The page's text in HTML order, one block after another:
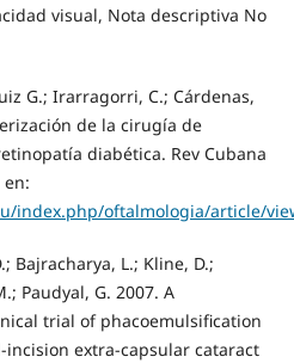
visual, Nota descriptiva No
G.; Irarragorri, C.; Cárdenas,
de la cirugía de
diabética. Rev Cubana
en:
index.php/oftalmologia/article/
Bajracharya, L.; Kline, D.;
Paudyal, G. 2007. A
trial of phacoemulsification
extra-capsular cataract